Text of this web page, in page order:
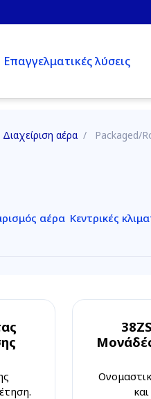
Επαγγελματικές λύσεις
Διαχείριση αέρα / Packaged/
αέρα Κεντρικές